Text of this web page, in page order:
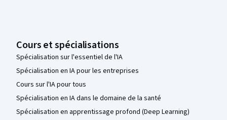
Cours et spécialisations
Spécialisation sur l'essentiel de l'IA
Spécialisation en IA pour les entreprises
Cours sur l'IA pour tous
Spécialisation en IA dans le domaine de la santé
Spécialisation en apprentissage profond (Deep Learning)